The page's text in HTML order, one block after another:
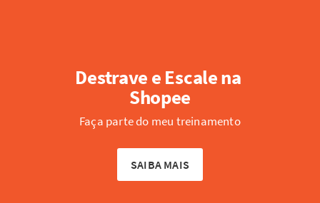
Destrave e Escale na
Shopee
Faça parte do meu treinamento
SAIBA MAIS